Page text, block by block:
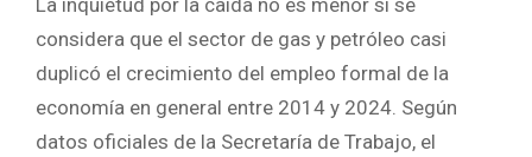
considera que el sector de gas y petróleo casi
duplicó el crecimiento del empleo formal de la
economía en general entre 2014 y 2024. Según
datos oficiales de la Secretaría de Trabajo, el